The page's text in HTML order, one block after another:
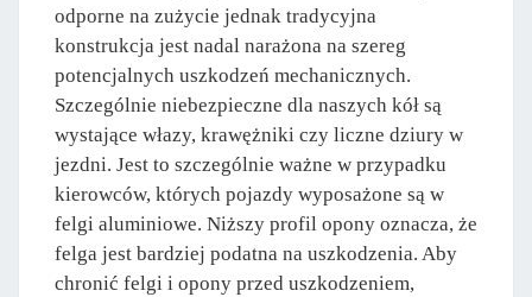
odporne na zużycie jednak tradycyjna
konstrukcja jest nadal narażona na szereg
potencjalnych uszkodzeń mechanicznych.
Szczególnie niebezpieczne dla naszych kół są
wystające włazy, krawężniki czy liczne dziury w
jezdni. Jest to szczególnie ważne w przypadku
kierowców, których pojazdy wyposażone są w
felgi aluminiowe. Niższy profil opony oznacza, że
felga jest bardziej podatna na uszkodzenia. Aby
chronić felgi i opony przed uszkodzeniem,